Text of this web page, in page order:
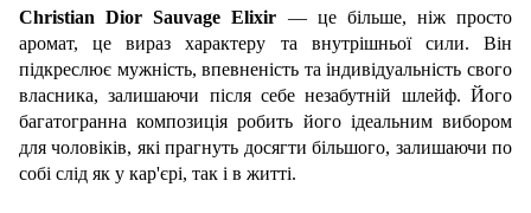
Christian Dior Sauvage Elixir — це більше, ніж просто
аромат, це вираз характеру та внутрішньої сили. Він
підкреслює мужність, впевненість та індивідуальність свого
власника, залишаючи після себе незабутній шлейф. Його
багатогранна композиція робить його ідеальним вибором
для чоловіків, які прагнуть досягти більшого, залишаючи по
собі слід як у кар'єрі, так і в житті.